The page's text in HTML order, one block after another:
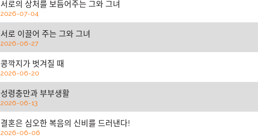
서로의 상처를 보듬어주는 그와 그녀
2026-07-04
서로 이끌어 주는 그와 그녀
2026-06-27
콩깍지가 벗겨질 때
2026-06-20
성령충만과 부부생활
2026-06-13
결혼은 심오한 복음의 신비를 드러낸다!
2026-06-06